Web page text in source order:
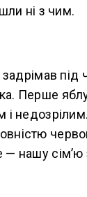
ні з чим.
під
Перше
нашу сім’ю